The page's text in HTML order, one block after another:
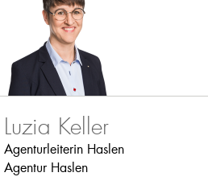
Luzia Keller
Agenturleiterin Haslen
Agentur Haslen